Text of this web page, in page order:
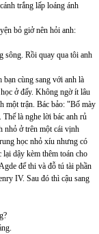
trắng lấp loáng ánh
bỏ giở nên hỏi anh:
sông. Rồi quay qua tôi anh
cùng sang với anh là
ở đấy. Không ngờ ít lâu
một trận. Bác bảo: "Bố mày
là nghe lời bác anh rủ
nhỏ ở trên một cái vịnh
học nhỏ xíu nhưng có
dậy kèm thêm toán cho
để thi và đỗ tú tài phần
IV. Sau đó thì cậu sang